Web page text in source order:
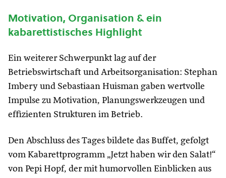
Motivation, Organisation & ein
kabarettistisches Highlight
Ein weiterer Schwerpunkt lag auf der
Betriebswirtschaft und Arbeitsorganisation: Stephan
Imbery und Sebastiaan Huisman gaben wertvolle
Impulse zu Motivation, Planungswerkzeugen und
effizienten Strukturen im Betrieb.
Den Abschluss des Tages bildete das Buffet, gefolgt
vom Kabarettprogramm „Jetzt haben wir den Salat!“
von Pepi Hopf, der mit humorvollen Einblicken aus